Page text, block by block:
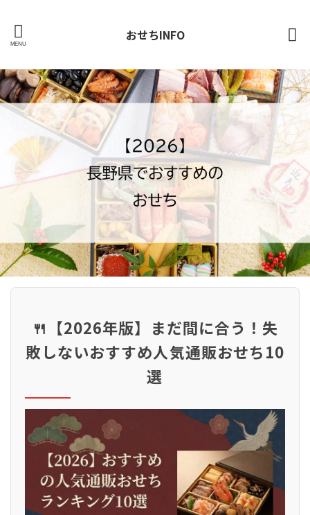
おせちINFO
🍴【2026年版】まだ間に合う！失
敗しないおすすめ人気通販おせち10
選